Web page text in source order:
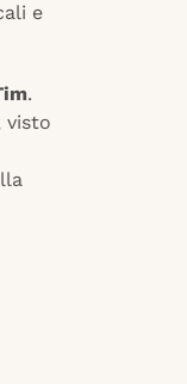
e
.
visto